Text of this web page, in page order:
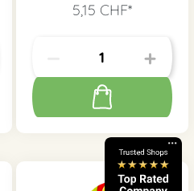
5,15 CHF*